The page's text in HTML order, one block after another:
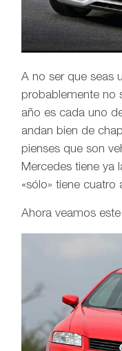
A no ser que seas
probablemente no
año es cada uno
andan bien de
pienses que son
Mercedes tiene ya
«sólo» tiene cuatro
Ahora veamos